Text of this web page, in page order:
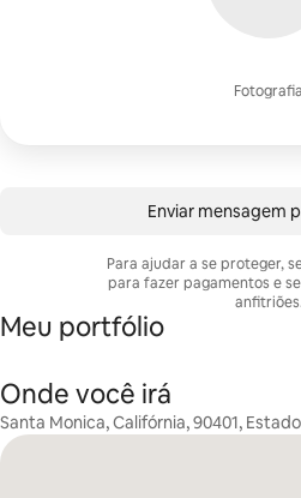
Fotografia
Enviar mensagem
Para ajudar a se proteger,
para fazer pagamentos e
anfitriões.
Meu portfólio
Onde você irá
Santa Monica, Califórnia, 90401,